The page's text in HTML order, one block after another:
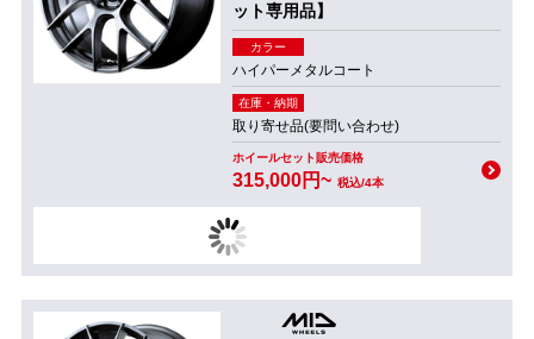
ット専用品】
カラー
ハイパーメタルコート
在庫・納期
取り寄せ品(要問い合わせ)
ホイールセット販売価格
315,000円~ 税込/4本